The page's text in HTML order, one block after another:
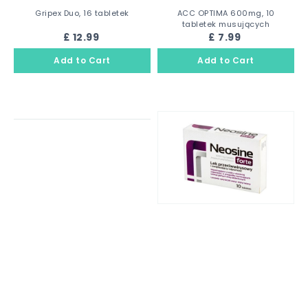
Gripex Duo, 16 tabletek
£ 12.99
ACC OPTIMA 600mg, 10
tabletek musujących
£ 7.99